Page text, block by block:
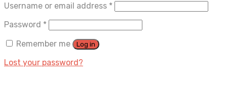
Username or email address *
Password *
Remember me
Log in
Lost your password?